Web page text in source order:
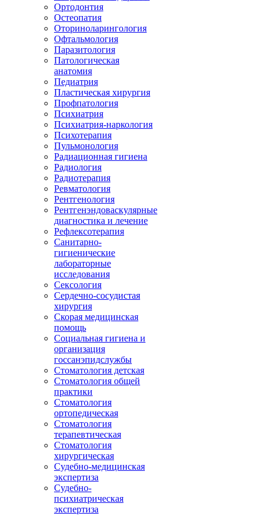
Ортодонтия
Остеопатия
Оториноларингология
Офтальмология
Паразитология
Патологическая
анатомия
Педиатрия
Пластическая хирургия
Профпатология
Психиатрия
Психиатрия-наркология
Психотерапия
Пульмонология
Радиационная гигиена
Радиология
Радиотерапия
Ревматология
Рентгенология
Рентгенэндоваскулярные
диагностика и лечение
Рефлексотерапия
Санитарно-
гигиенические
лабораторные
исследования
Сексология
Сердечно-сосудистая
хирургия
Скорая медицинская
помощь
Социальная гигиена и
организация
госсанэпидслужбы
Стоматология детская
Стоматология общей
практики
Стоматология
ортопедическая
Стоматология
терапевтическая
Стоматология
хирургическая
Судебно-медицинская
экспертиза
Судебно-
психиатрическая
экспертиза